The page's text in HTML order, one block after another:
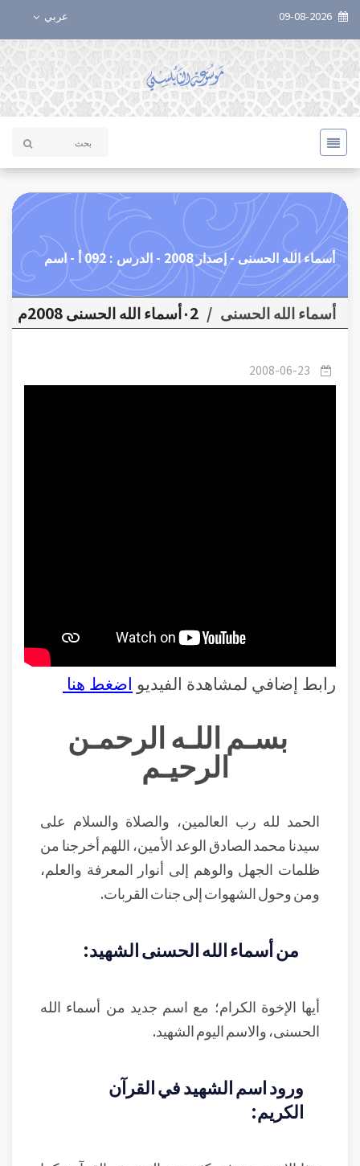
عربي
أسماء الله الحسنى - إصدار 2008 - الدرس : 092 أ - اسم
الله الشهيد 1
أسماء الله الحسنى / ٠2أسماء الله الحسنى 2008م
2008-06-23
رابط إضافي لمشاهدة الفيديو اضغط هنا
بسـم اللـه الرحمـن
الرحيـم
الحمد لله رب العالمين، والصلاة والسلام على
سيدنا محمد الصادق الوعد الأمين، اللهم أخرجنا من
ظلمات الجهل والوهم إلى أنوار المعرفة والعلم،
ومن وحول الشهوات إلى جنات القربات.
من أسماء الله الحسنى الشهيد:
أيها الإخوة الكرام؛ مع اسم جديد من أسماء الله
الحسنى، والاسم اليوم الشهيد.
ورود اسم الشهيد في القرآن
الكريم: